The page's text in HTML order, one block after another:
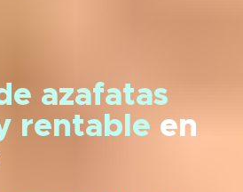
azafatas
rentable en